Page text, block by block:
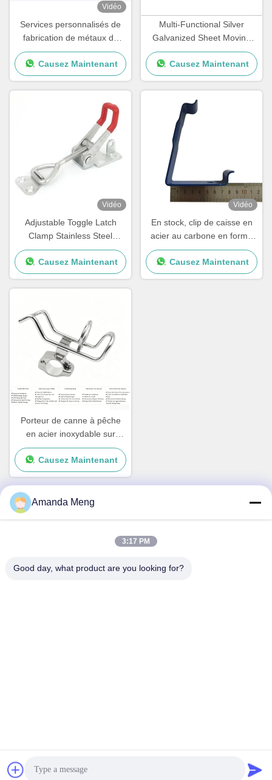
Vidéo
Services personnalisés de
fabrication de métaux de
précision Anodisation
d'estampage de métaux de
haute précision
Causez Maintenant
Multi-Functional Silver
Galvanized Sheet Moving
Wardrobe with Removable
Hanging Rod & Carton
Causez Maintenant
Vidéo
Adjustable Toggle Latch
Clamp Stainless Steel
Triangle Hasp Three Holes
Mortise Lock 80mm Backset
1 Key Quick Release
Causez Maintenant
Vidéo
En stock, clip de caisse en
acier au carbone en forme
de L pour l'emballage, boîte
en bois à ressort, clip de
palettes pour caisses, taille
Causez Maintenant
Porteur de canne à pêche
en acier inoxydable sur
mesure avec revêtement
Nouveaux accessoires de
yacht pour bateaux et
navires
Causez Maintenant
Rm. 1010, bâtiment D, place Taihua Longqi, district de
2026 Beijing Oriens Technology Co., Ltd. Tout. Les droits sont
Amanda Meng
3:17 PM
Good day, what product are you looking for?